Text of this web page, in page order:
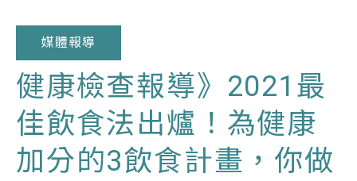
媒體報導
健康檢查報導》2021最
佳飲食法出爐！為健康
加分的3飲食計畫，你做